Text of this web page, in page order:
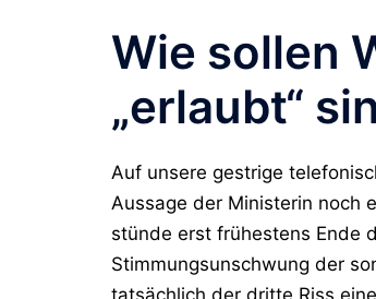
Wie sollen
„erlaubt“
Auf unsere gestrige
Aussage der Ministerin noch
stünde erst frühestens Ende
Stimmungsunschwung der